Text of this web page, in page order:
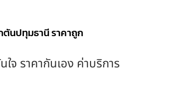
ตันปทุมธานี ราคาถูก
จ ราคากันเอง ค่าบริการ